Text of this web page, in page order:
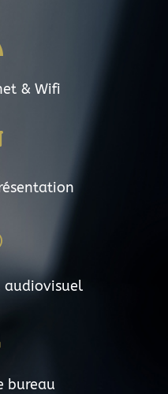
& Wifi
audiovisuel
bureau